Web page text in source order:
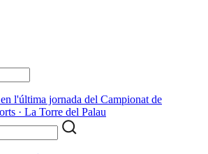
en l'última jornada del Campionat de
· La Torre del Palau